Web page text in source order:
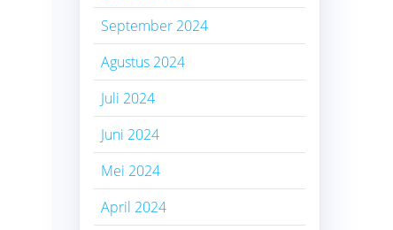
September 2024
Agustus 2024
Juli 2024
Juni 2024
Mei 2024
April 2024